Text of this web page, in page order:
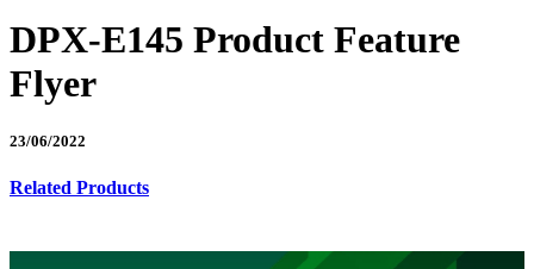
DPX-E145 Product Feature
Flyer
23/06/2022
Related Products